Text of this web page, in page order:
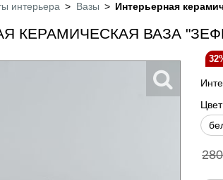
интерьера Вазы Интерьерная
КЕРАМИЧЕСКАЯ ВАЗА
Цвет